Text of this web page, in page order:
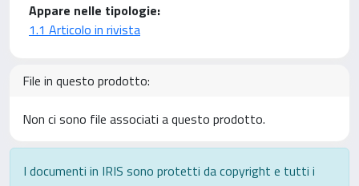
Appare nelle tipologie:
1.1 Articolo in rivista
File in questo prodotto:
Non ci sono file associati a questo prodotto.
I documenti in IRIS sono protetti da copyright e tutti i